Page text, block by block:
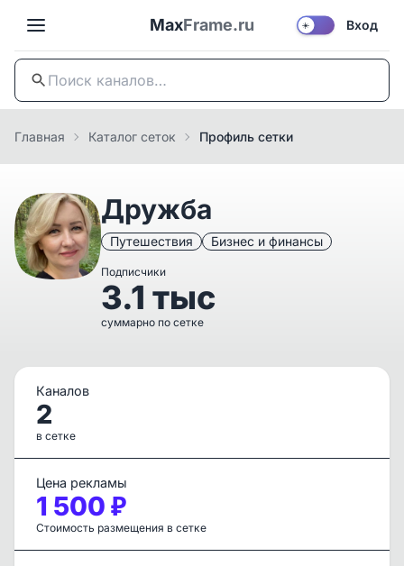
MaxFrame.ru ☀️ Вход
Главная Каталог сеток Профиль сетки
Дружба
Путешествия Бизнес и финансы
Подписчики
3.1 тыс
суммарно по сетке
Каналов
2
в сетке
Цена рекламы
1 500 ₽
Стоимость размещения в сетке